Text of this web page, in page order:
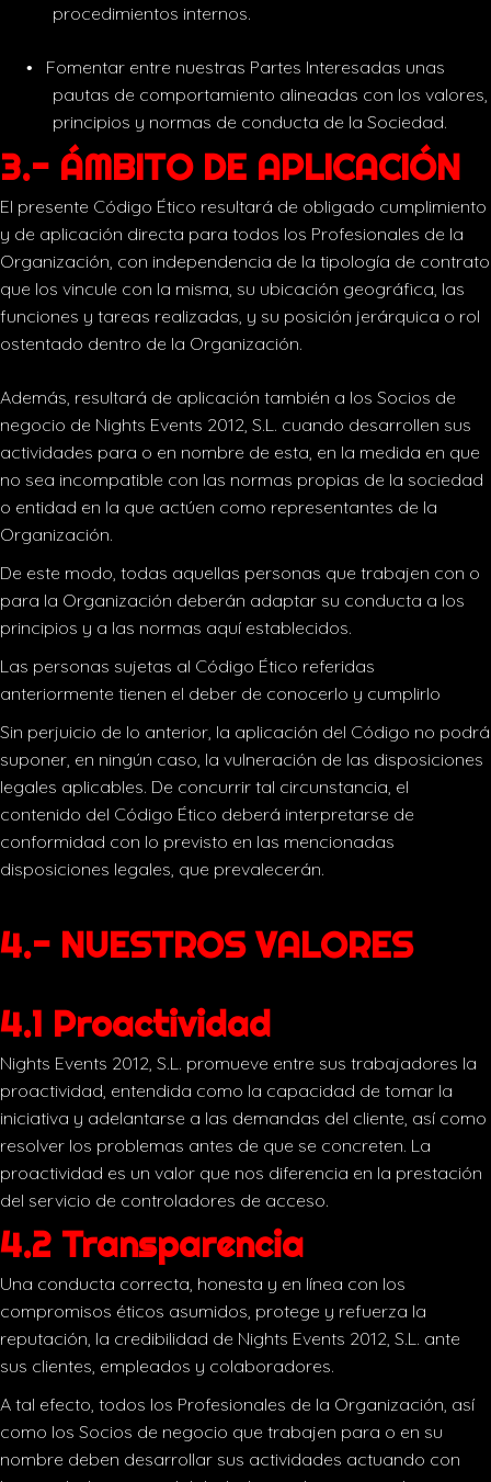
procedimientos internos.
•
Fomentar entre nuestras Partes Interesadas unas
pautas de comportamiento alineadas con los valores,
principios y normas de conducta de la Sociedad.
3.- ÁMBITO DE APLICACIÓN
El presente Código Ético resultará de obligado cumplimiento
y de aplicación directa para todos los Profesionales de la
Organización, con independencia de la tipología de contrato
que los vincule con la misma, su ubicación geográfica, las
funciones y tareas realizadas, y su posición jerárquica o rol
ostentado dentro de la Organización.
Además, resultará de aplicación también a los Socios de
negocio de Nights Events 2012, S.L. cuando desarrollen sus
actividades para o en nombre de esta, en la medida en que
no sea incompatible con las normas propias de la sociedad
o entidad en la que actúen como representantes de la
Organización.
De este modo, todas aquellas personas que trabajen con o
para la Organización deberán adaptar su conducta a los
principios y a las normas aquí establecidos.
Las personas sujetas al Código Ético referidas
anteriormente tienen el deber de conocerlo y cumplirlo
Sin perjuicio de lo anterior, la aplicación del Código no podrá
suponer, en ningún caso, la vulneración de las disposiciones
legales aplicables. De concurrir tal circunstancia, el
contenido del Código Ético deberá interpretarse de
conformidad con lo previsto en las mencionadas
disposiciones legales, que prevalecerán.
4.- NUESTROS VALORES
4.1 Proactividad
Nights Events 2012, S.L. promueve entre sus trabajadores la
proactividad, entendida como la capacidad de tomar la
iniciativa y adelantarse a las demandas del cliente, así como
resolver los problemas antes de que se concreten. La
proactividad es un valor que nos diferencia en la prestación
del servicio de controladores de acceso.
4.2 Transparencia
Una conducta correcta, honesta y en línea con los
compromisos éticos asumidos, protege y refuerza la
reputación, la credibilidad de Nights Events 2012, S.L. ante
sus clientes, empleados y colaboradores.
A tal efecto, todos los Profesionales de la Organización, así
como los Socios de negocio que trabajen para o en su
nombre deben desarrollar sus actividades actuando con